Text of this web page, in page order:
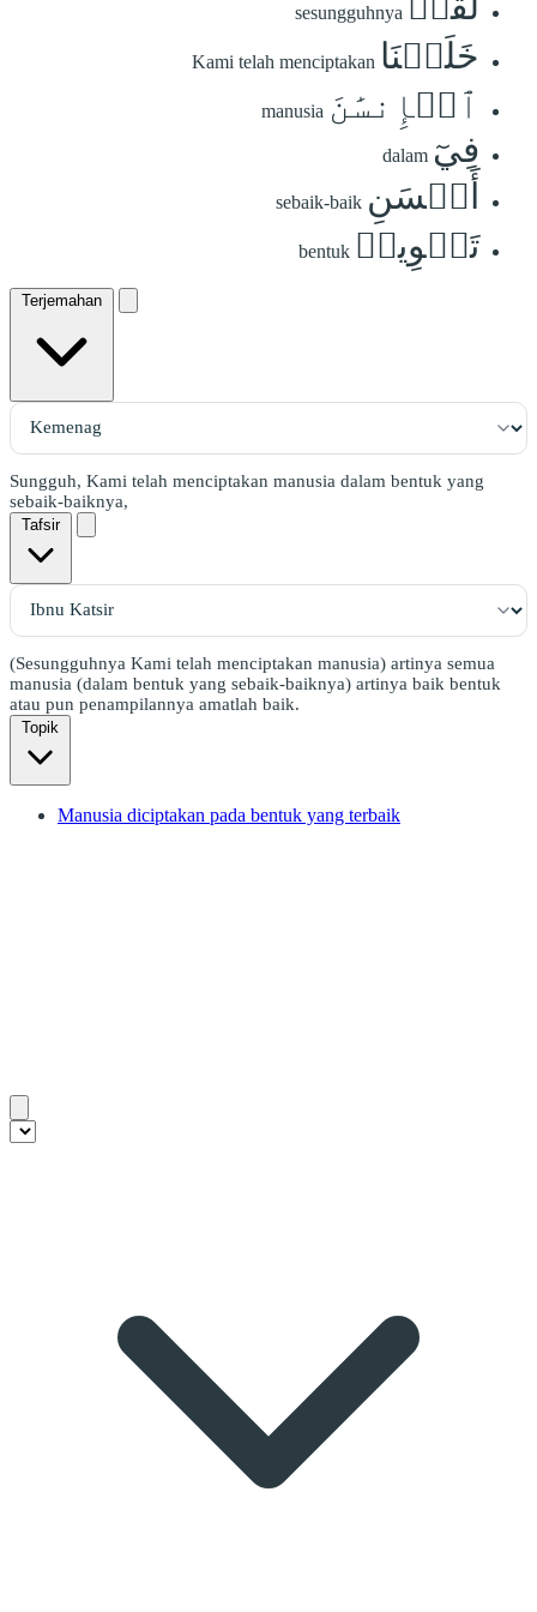
sesungguhnya
خَلَقۡنَا Kami telah menciptakan
ٱلۡإِنسَٰنَ manusia
فِيٓ dalam
أَحۡسَنِ sebaik-baik
تَقۡوِيمٖ bentuk
Terjemahan
Sungguh, Kami telah menciptakan manusia dalam bentuk yang
sebaik-baiknya,
Tafsir
(Sesungguhnya Kami telah menciptakan manusia) artinya semua
manusia (dalam bentuk yang sebaik-baiknya) artinya baik bentuk
atau pun penampilannya amatlah baik.
Topik
Manusia diciptakan pada bentuk yang terbaik